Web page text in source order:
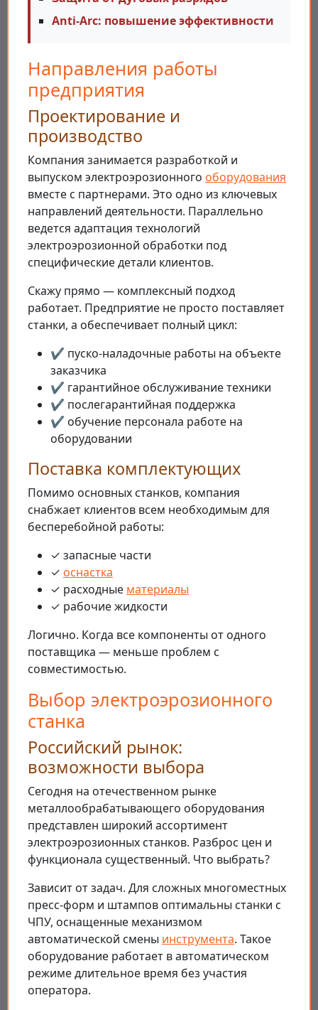
Anti-Arc: повышение эффективности
Направления работы
предприятия
Проектирование и
производство
Компания занимается разработкой и
выпуском электроэрозионного оборудования
вместе с партнерами. Это одно из ключевых
направлений деятельности. Параллельно
ведется адаптация технологий
электроэрозионной обработки под
специфические детали клиентов.
Скажу прямо — комплексный подход
работает. Предприятие не просто поставляет
станки, а обеспечивает полный цикл:
✔️ пуско-наладочные работы на объекте
заказчика
✔️ гарантийное обслуживание техники
✔️ послегарантийная поддержка
✔️ обучение персонала работе на
оборудовании
Поставка комплектующих
Помимо основных станков, компания
снабжает клиентов всем необходимым для
бесперебойной работы:
✓ запасные части
✓ оснастка
✓ расходные материалы
✓ рабочие жидкости
Логично. Когда все компоненты от одного
поставщика — меньше проблем с
совместимостью.
Выбор электроэрозионного
станка
Российский рынок:
возможности выбора
Сегодня на отечественном рынке
металлообрабатывающего оборудования
представлен широкий ассортимент
электроэрозионных станков. Разброс цен и
функционала существенный. Что выбрать?
Зависит от задач. Для сложных многоместных
пресс-форм и штампов оптимальны станки с
ЧПУ, оснащенные механизмом
автоматической смены инструмента. Такое
оборудование работает в автоматическом
режиме длительное время без участия
оператора.